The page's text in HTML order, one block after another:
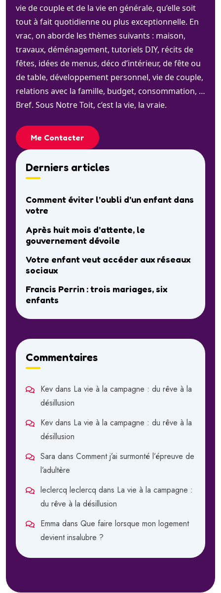
vie de couple et de la vie en générale, qu’elle soit
tout à fait quotidienne ou plus exceptionnelle. En
vrac, on aborde les thèmes suivants : maison,
travaux, déménagement, tutoriels DIY, récits de
fêtes, idées de menus, déco d’intérieur, de fête ou
de table, développement personnel, vie de couple,
relations avec la famille, budget, consommation, …
Bref. Sous Notre Toit, c’est la vie, la vraie.
Me Contacter
Derniers articles
Comment éviter l’oubli d’un enfant dans
votre
Après huit mois d’attente, le
gouvernement dévoile
Votre enfant veut accéder aux réseaux
sociaux
Francis Perrin : trois mariages, six
enfants
Commentaires
Kev dans La vie à la campagne : du rêve à la
désillusion
Kev dans La vie à la campagne : du rêve à la
désillusion
Sara dans Comment j’ai surmonté l’épreuve de
l’adultère
leclercq leclercq dans La vie à la campagne :
du rêve à la désillusion
Emma dans Que faire lorsque mon logement
devient insalubre ?